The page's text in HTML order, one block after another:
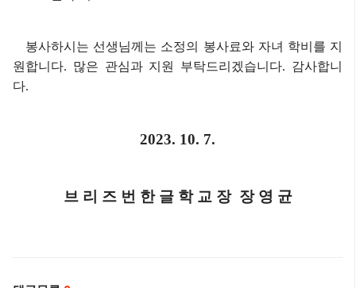
봉사하시는 선생님께는 소정의 봉사료와 자녀 학비를 지
원합니다. 많은 관심과 지원 부탁드리겠습니다. 감사합니
다.
2023. 10. 7.
브 리 즈 번 한 글 학 교 장 장 영 균